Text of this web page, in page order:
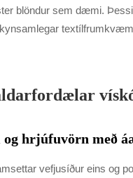
blöndur sem dæmi.
hrjúfuvörn með
vefjusíður eins og